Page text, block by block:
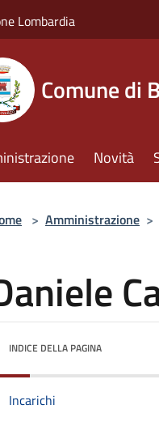
Lombardia
Comune di
Novità
> Amministrazione >
INDICE DELLA PAGINA
Incarichi